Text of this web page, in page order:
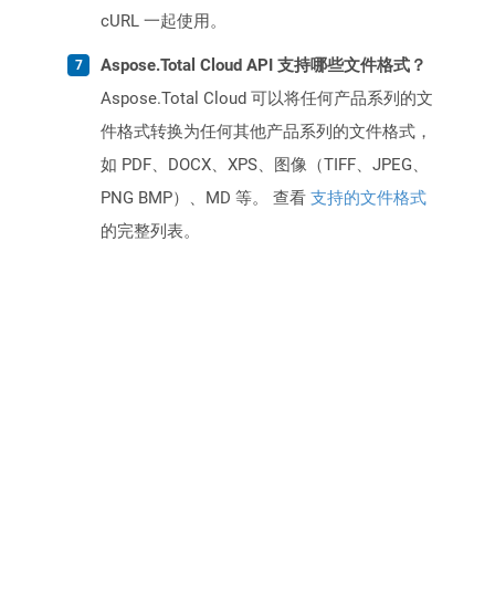
cURL 一起使用。
Aspose.Total Cloud API 支持哪些文件格式？
Aspose.Total Cloud 可以将任何产品系列的文
件格式转换为任何其他产品系列的文件格式，
如 PDF、DOCX、XPS、图像（TIFF、JPEG、
PNG BMP）、MD 等。 查看 支持的文件格式
的完整列表。